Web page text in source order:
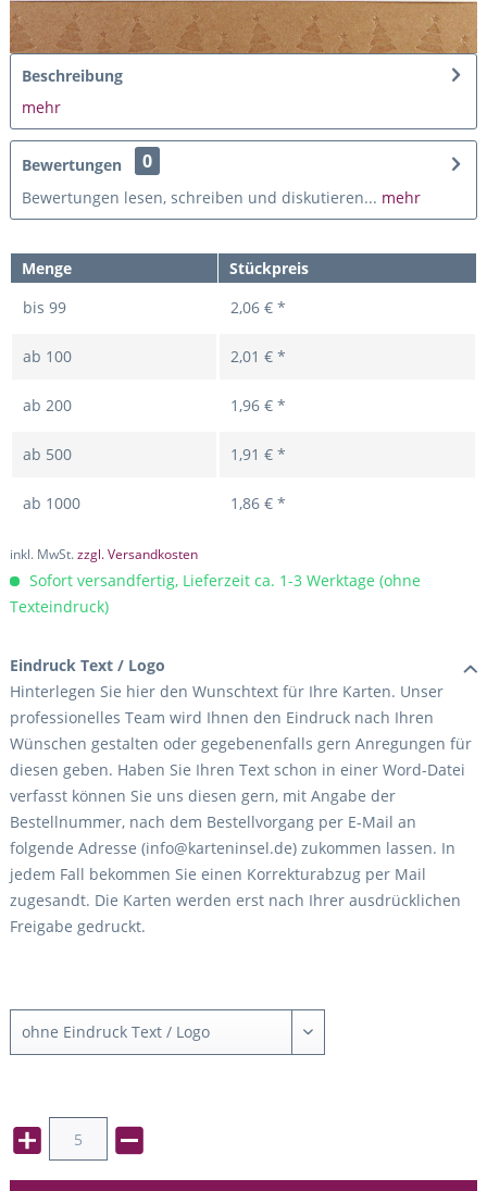
Beschreibung
mehr
Bewertungen 0
Bewertungen lesen, schreiben und diskutieren... mehr
Menge
Stückpreis
bis 99 2,06 € *
ab 100 2,01 € *
ab 200 1,96 € *
ab 500 1,91 € *
ab 1000 1,86 € *
inkl. MwSt.zzgl. Versandkosten
Sofort versandfertig, Lieferzeit ca. 1-3 Werktage (ohne
Texteindruck)
Eindruck Text / Logo
Hinterlegen Sie hier den Wunschtext für Ihre Karten. Unser
professionelles Team wird Ihnen den Eindruck nach Ihren
Wünschen gestalten oder gegebenenfalls gern Anregungen für
diesen geben. Haben Sie Ihren Text schon in einer Word-Datei
verfasst können Sie uns diesen gern, mit Angabe der
Bestellnummer, nach dem Bestellvorgang per E-Mail an
folgende Adresse (info@karteninsel.de) zukommen lassen. In
jedem Fall bekommen Sie einen Korrekturabzug per Mail
zugesandt. Die Karten werden erst nach Ihrer ausdrücklichen
Freigabe gedruckt.